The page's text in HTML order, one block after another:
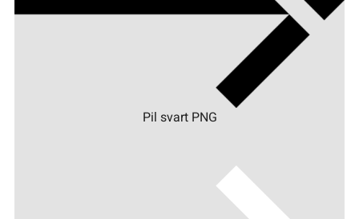
Pil svart PNG